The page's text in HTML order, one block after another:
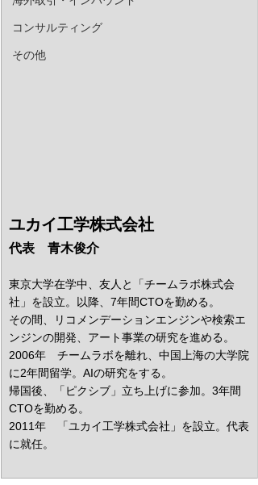
コンサルティング
その他
ユカイ工学株式会社
代表　青木俊介
東京大学在学中、友人と「チームラボ株式会
社」を設立。以降、7年間CTOを勤める。
その間、リコメンデーションエンジンや検索エ
ンジンの開発、アート事業の研究を進める。
2006年　チームラボを離れ、中国上海の大学院
に2年間留学。AIの研究をする。
帰国後、「ピクシブ」立ち上げに参加。3年間
CTOを勤める。
2011年　「ユカイ工学株式会社」を設立。代表
に就任。